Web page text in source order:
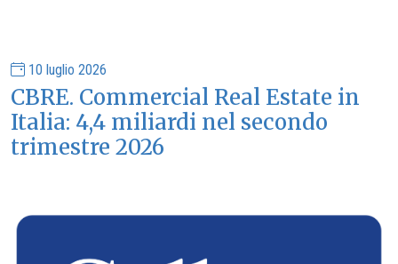
10 luglio 2026
CBRE. Commercial Real Estate in
Italia: 4,4 miliardi nel secondo
trimestre 2026